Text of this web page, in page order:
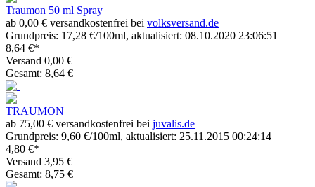
Traumon 50 ml Spray
ab 0,00 € versandkostenfrei bei volksversand.de
Grundpreis: 17,28 €/100ml, aktualisiert: 08.10.2020 23:06:51
8,64 €*
Versand 0,00 €
Gesamt: 8,64 €
TRAUMON
ab 75,00 € versandkostenfrei bei juvalis.de
Grundpreis: 9,60 €/100ml, aktualisiert: 25.11.2015 00:24:14
4,80 €*
Versand 3,95 €
Gesamt: 8,75 €